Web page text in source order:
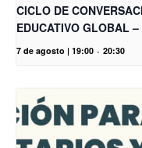
CICLO DE
EDUCATIVO GLOBAL
7 de agosto | 19:00 - 20:30